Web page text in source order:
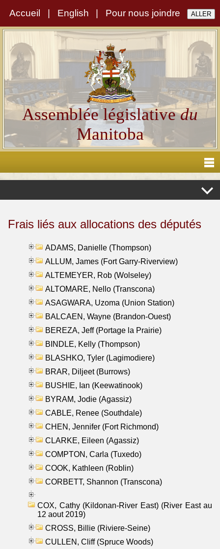
Accueil English Pour nous joindre
Assemblée législativedu
Manitoba
Frais liés aux allocations des députés
ADAMS, Danielle (Thompson)
ALLUM, James (Fort Garry-Riverview)
ALTEMEYER, Rob (Wolseley)
ALTOMARE, Nello (Transcona)
ASAGWARA, Uzoma (Union Station)
BALCAEN, Wayne (Brandon-Ouest)
BEREZA, Jeff (Portage la Prairie)
BINDLE, Kelly (Thompson)
BLASHKO, Tyler (Lagimodiere)
BRAR, Diljeet (Burrows)
BUSHIE, Ian (Keewatinook)
BYRAM, Jodie (Agassiz)
CABLE, Renee (Southdale)
CHEN, Jennifer (Fort Richmond)
CLARKE, Eileen (Agassiz)
COMPTON, Carla (Tuxedo)
COOK, Kathleen (Roblin)
CORBETT, Shannon (Transcona)
COX, Cathy (Kildonan-River East) (River East au
12 aout 2019)
CROSS, Billie (Riviere-Seine)
CULLEN, Cliff (Spruce Woods)